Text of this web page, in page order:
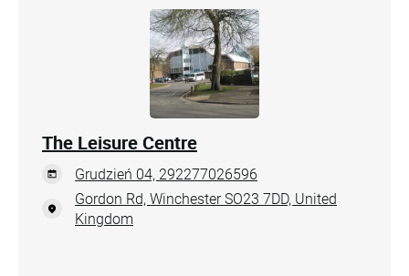
The Leisure Centre
Grudzień 04, 292277026596
Gordon Rd, Winchester SO23 7DD, United
Kingdom